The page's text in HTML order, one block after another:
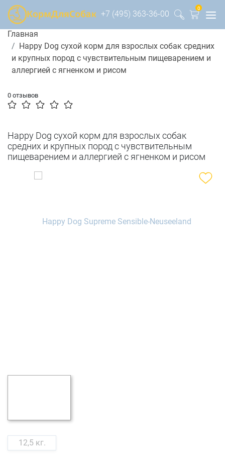
+7 (495) 363-36-00
0
Главная
Happy Dog сухой корм для взрослых собак средних
и крупных пород с чувствительным пищеварением и
аллергией с ягненком и рисом
0 отзывов
Happy Dog сухой корм для взрослых собак
средних и крупных пород с чувствительным
пищеварением и аллергией с ягненком и рисом
12,5 кг.